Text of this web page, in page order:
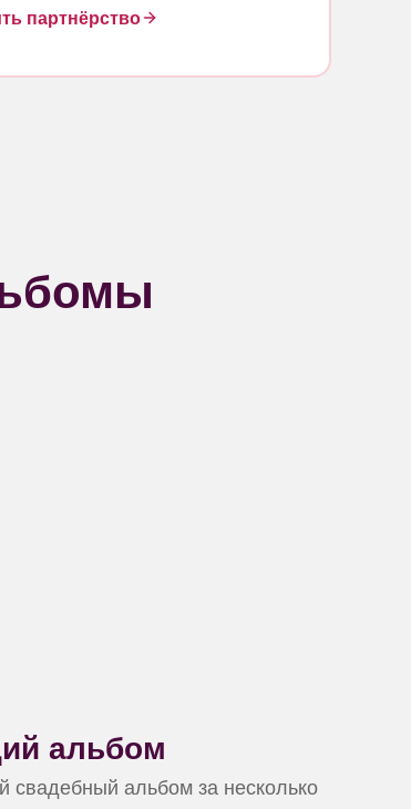
партнёрство
альбом
альбом за несколько